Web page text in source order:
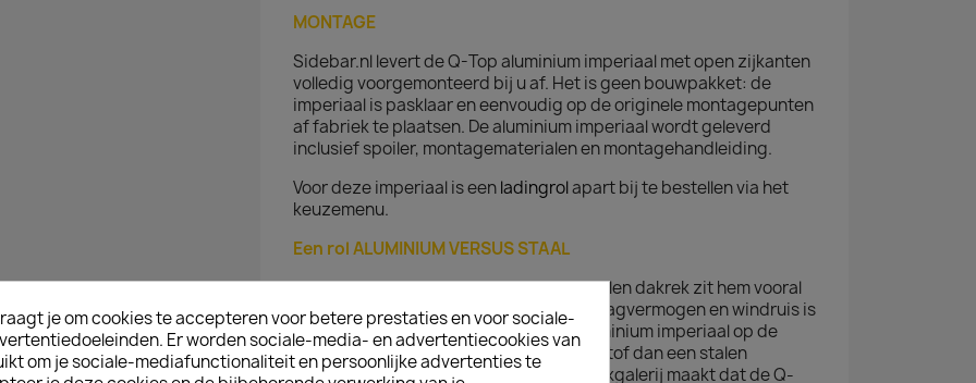
MONTAGE
Sidebar.nl levert de Q-Top aluminium imperiaal met open zijkanten
volledig voorgemonteerd bij u af. Het is geen bouwpakket: de
imperiaal is pasklaar en eenvoudig op de originele montagepunten
af fabriek te plaatsen. De aluminium imperiaal wordt geleverd
inclusief spoiler, montagematerialen en montagehandleiding.
Voor deze imperiaal is eenladingrolapart bij te bestellen via het
keuzemenu.
Een rol ALUMINIUM VERSUS STAAL
Het verschil tussen een aluminium en stalen dakrek zit hem vooral
in het gewicht en de uitstraling. Qua draagvermogen en windruis is
er minimaal verschil. Rijden met een aluminium imperiaal op de
bedrijfswagen, verbruikt minder brandstof dan een stalen
uitvoering. De constructie van de alu dakgalerij maakt dat de Q-
je om cookies te accepteren voor betere prestaties en voor sociale-
Er worden sociale-media- en advertentiecookies van
om je sociale-mediafunctionaliteit en persoonlijke advertenties te